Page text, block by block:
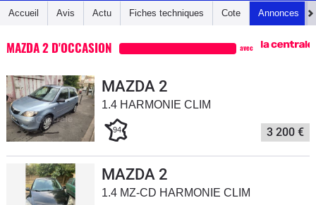
Guide
d'achat
Utilitaires
Accueil Avis Actu Fiches techniques Cote Annonces
MAZDA 2 D'OCCASION avec
MAZDA 2
1.4 HARMONIE CLIM
94 3 200 €
MAZDA 2
1.4 MZ-CD HARMONIE CLIM